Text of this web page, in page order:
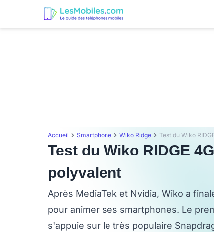
Accueil Smartphone Wiko Ridge
Test du Wiko RIDGE
polyvalent
Après MediaTek et Nvidia, Wiko a
pour animer ses smartphones. Le
s'appuie sur le très populaire